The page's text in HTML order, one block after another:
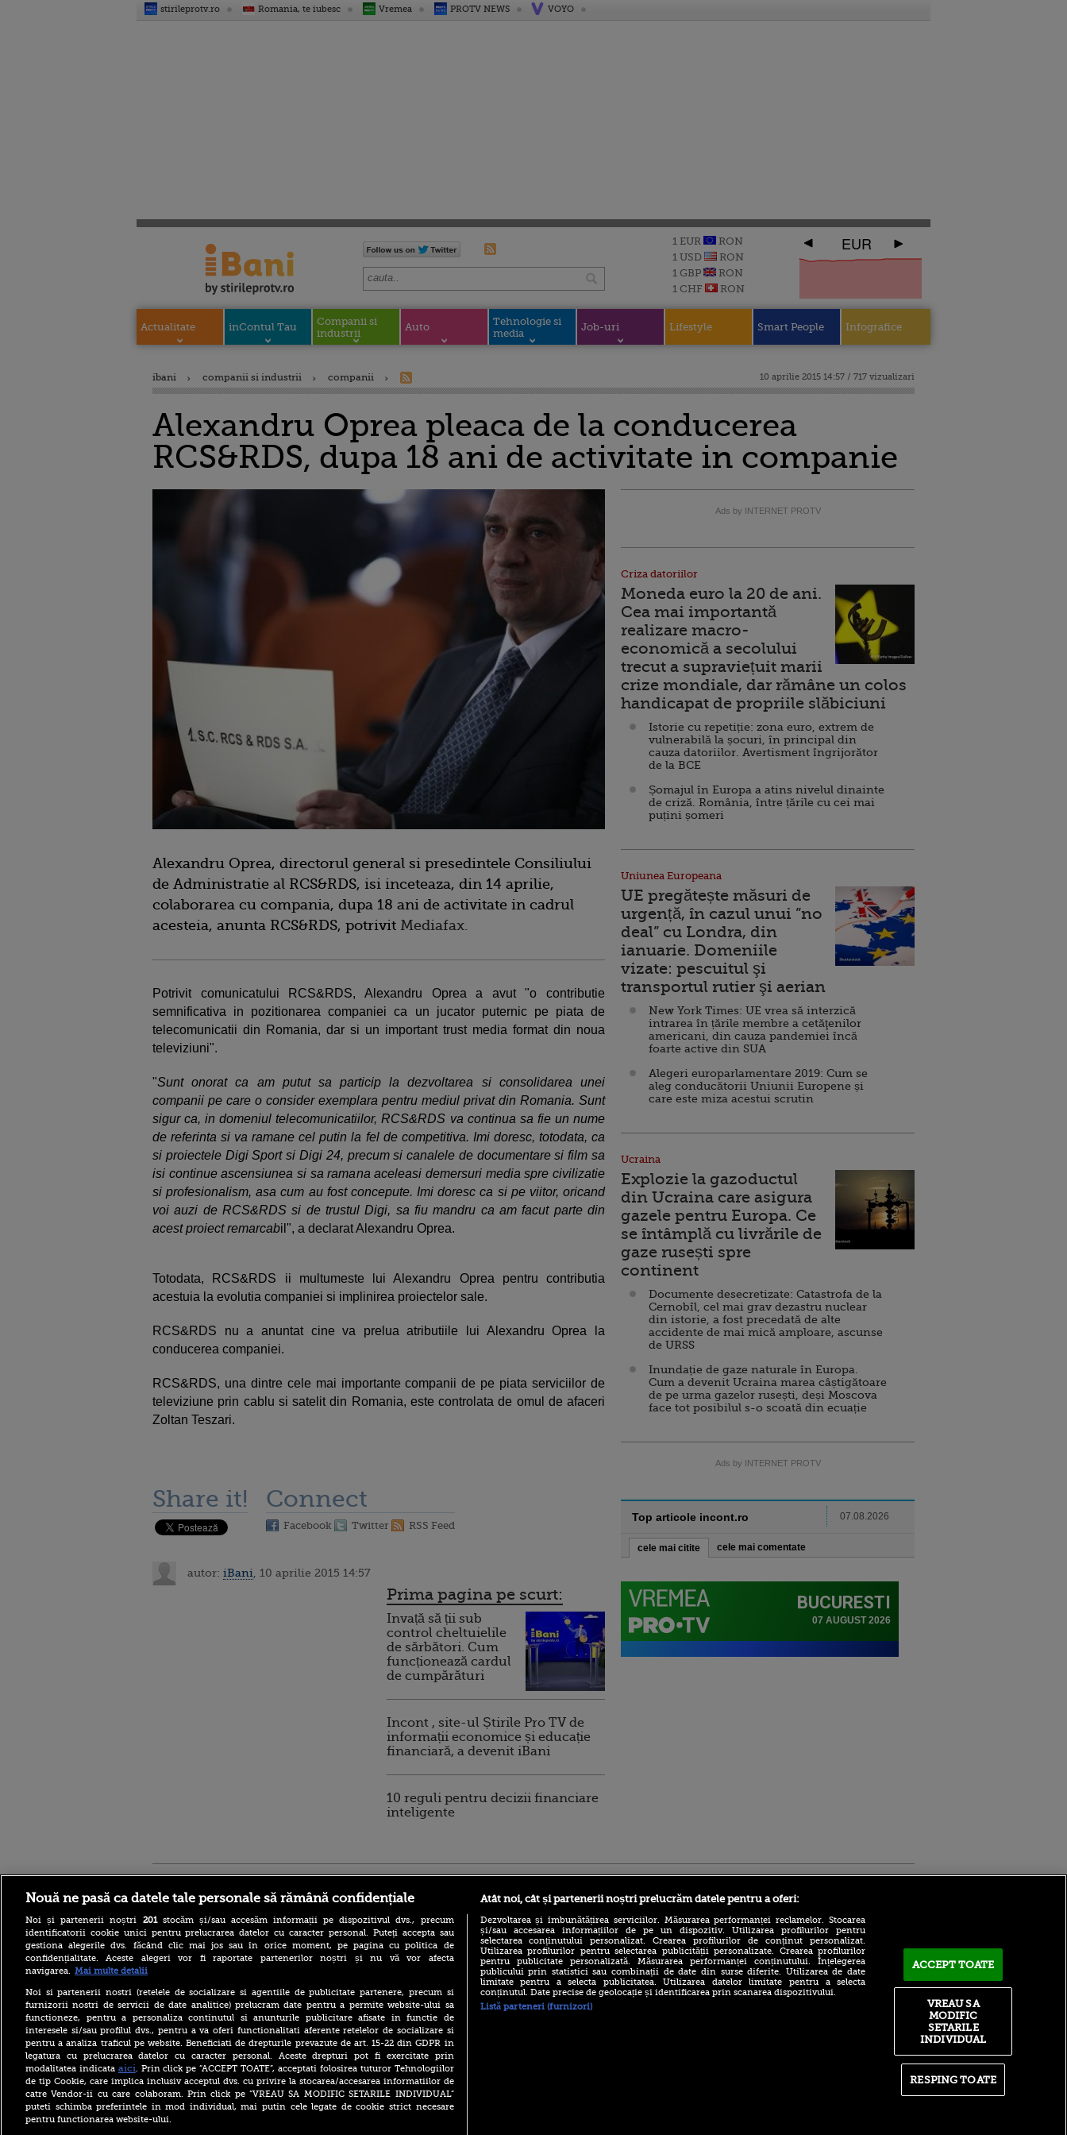
stirileprotv.ro Romania, te iubesc Vremea PROTV NEWS VOYO
1 EUR
RON
1 USD
RON
1 GBP
RON
1 CHF
RON
EUR
Actualitate inContul Tau
Companii si
industrii
Auto
Tehnologie si
media
Job-uri Lifestyle Smart People Infografice
ibani companii si industrii companii 10 aprilie 2015 14:57 / 717 vizualizari
Alexandru Oprea pleaca de la conducerea
RCS&RDS, dupa 18 ani de activitate in companie
Alexandru Oprea, directorul general si presedintele Consiliului
de Administratie al RCS&RDS, isi inceteaza, din 14 aprilie,
colaborarea cu compania, dupa 18 ani de activitate in cadrul
acesteia, anunta RCS&RDS, potrivit Mediafax.
Potrivit comunicatului RCS&RDS, Alexandru Oprea a avut "o contributie
semnificativa in pozitionarea companiei ca un jucator puternic pe piata de
telecomunicatii din Romania, dar si un important trust media format din noua
televiziuni".
"Sunt onorat ca am putut sa particip la dezvoltarea si consolidarea unei
companii pe care o consider exemplara pentru mediul privat din Romania. Sunt
sigur ca, in domeniul telecomunicatiilor, RCS&RDS va continua sa fie un nume
de referinta si va ramane cel putin la fel de competitiva. Imi doresc, totodata, ca
si proiectele Digi Sport si Digi 24, precum si canalele de documentare si film sa
isi continue ascensiunea si sa ramana aceleasi demersuri media spre civilizatie
si profesionalism, asa cum au fost concepute. Imi doresc ca si pe viitor, oricand
voi auzi de RCS&RDS si de trustul Digi, sa fiu mandru ca am facut parte din
acest proiect remarcabil", a declarat Alexandru Oprea.
Totodata, RCS&RDS ii multumeste lui Alexandru Oprea pentru contributia
acestuia la evolutia companiei si implinirea proiectelor sale.
RCS&RDS nu a anuntat cine va prelua atributiile lui Alexandru Oprea la
conducerea companiei.
RCS&RDS, una dintre cele mai importante companii de pe piata serviciilor de
televiziune prin cablu si satelit din Romania, este controlata de omul de afaceri
Zoltan Teszari.
Share it! Connect
Facebook Twitter RSS Feed
autor: iBani , 10 aprilie 2015 14:57
Prima pagina pe scurt:
Invață să ții sub
control cheltuielile
de sărbători. Cum
funcționează cardul
de cumpărături
Incont , site-ul Știrile Pro TV de
informații economice și educație
financiară, a devenit iBani
10 reguli pentru decizii financiare
inteligente
Ads by INTERNET PROTV
Criza datoriilor
Moneda euro la 20 de ani.
Cea mai importantă
realizare macro-
economică a secolului
trecut a supraviețuit marii
crize mondiale, dar rămâne un colos
handicapat de propriile slăbiciuni
Istorie cu repetiție: zona euro, extrem de
vulnerabilă la șocuri, în principal din
cauza datoriilor. Avertisment îngrijorător
de la BCE
Șomajul în Europa a atins nivelul dinainte
de criză. România, între țările cu cei mai
puțini șomeri
Uniunea Europeana
UE pregătește măsuri de
urgență, în cazul unui ”no
deal” cu Londra, din
ianuarie. Domeniile
vizate: pescuitul şi
transportul rutier şi aerian
New York Times: UE vrea să interzică
intrarea în țările membre a cetăţenilor
americani, din cauza pandemiei încă
foarte active din SUA
Alegeri europarlamentare 2019: Cum se
aleg conducătorii Uniunii Europene și
care este miza acestui scrutin
Ucraina
Explozie la gazoductul
din Ucraina care asigura
gazele pentru Europa. Ce
se întâmplă cu livrările de
gaze rusești spre
continent
Documente desecretizate: Catastrofa de la
Cernobîl, cel mai grav dezastru nuclear
din istorie, a fost precedată de alte
accidente de mai mică amploare, ascunse
de URSS
Inundație de gaze naturale în Europa.
Cum a devenit Ucraina marea câștigătoare
de pe urma gazelor rusești, deși Moscova
face tot posibilul s-o scoată din ecuație
Ads by INTERNET PROTV
Top articole incont.ro 07.08.2026
cele mai citite cele mai comentate
româncă a fost arestată în
Germania pentru spionaj în
favoarea Rusiei
Alerta West Nile: două
persoane au murit, iar
numărul cazurilor a ajuns la
10. Măsurile de protecție
împotriva țânțarilor
Ce le-a spus Donald Trump
donatorilor despre
succesorul său pentru
(P) Descoperă Lumea
Evenimentelor din România
Atmosferă din altă lume la
City pentru 50.000.000€ și a
Nouă ne pasă ca datele tale personale să rămână confidențiale
Noi și partenerii noștri 201stocăm și/sau accesăm informații pe dispozitivul dvs., precum
identificatorii cookie unici pentru prelucrarea datelor cu caracter personal. Puteți accepta sau
gestiona alegerile dvs. făcând clic mai jos sau în orice moment, pe pagina cu politica de
confidențialitate. Aceste alegeri vor fi raportate partenerilor noștri și nu vă vor afecta
navigarea. Mai multe detalii
Noi si partenerii nostri (retelele de socializare si agentiile de publicitate partenere, precum si
furnizorii nostri de servicii de date analitice) prelucram date pentru a permite website-ului sa
functioneze, pentru a personaliza continutul si anunturile publicitare afisate in functie de
interesele si/sau profilul dvs., pentru a va oferi functionalitati aferente retelelor de socializare si
pentru a analiza traficul pe website. Beneficiati de drepturile prevazute de art. 15-22 din GDPR in
legatura cu prelucrarea datelor cu caracter personal. Aceste drepturi pot fi exercitate prin
modalitatea indicata aici. Prin click pe “ACCEPT TOATE”, acceptati folosirea tuturor Tehnologiilor
de tip Cookie, care implica inclusiv acceptul dvs. cu privire la stocarea/accesarea informatiilor de
catre Vendor-ii cu care colaboram. Prin click pe “VREAU SA MODIFIC SETARILE INDIVIDUAL”
puteti schimba preferintele in mod individual, mai putin cele legate de cookie strict necesare
pentru functionarea website-ului.
Atât noi, cât și partenerii noștri prelucrăm datele pentru a oferi:
Dezvoltarea și îmbunătățirea serviciilor. Măsurarea performanței reclamelor. Stocarea
și/sau accesarea informațiilor de pe un dispozitiv. Utilizarea profilurilor pentru
selectarea conținutului personalizat. Crearea profilurilor de conținut personalizat.
Utilizarea profilurilor pentru selectarea publicității personalizate. Crearea profilurilor
pentru publicitate personalizată. Măsurarea performanței conținutului. Înțelegerea
publicului prin statistici sau combinații de date din surse diferite. Utilizarea de date
limitate pentru a selecta publicitatea. Utilizarea datelor limitate pentru a selecta
conținutul. Date precise de geolocație și identificarea prin scanarea dispozitivului.
Listă parteneri (furnizori)
ACCEPT TOATE
RESPING TOATE
VREAU SA
MODIFIC
SETARILE
INDIVIDUAL